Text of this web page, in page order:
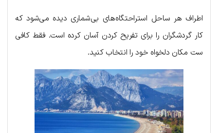
اطراف هر ساحل استراحتگاه‌های بی‌شماری دیده می‌شود که
کار گردشگران را برای تفریح کردن آسان کرده است. فقط کافی
ست مکان دلخواه خود را انتخاب کنید.